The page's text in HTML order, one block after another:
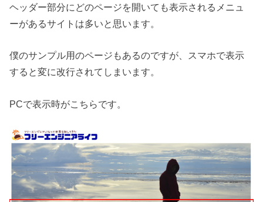
ヘッダー部分にどのページを開いても表示されるメニュ
ーがあるサイトは多いと思います。
僕のサンプル用のページもあるのですが、スマホで表示
すると変に改行されてしまいます。
PCで表示時がこちらです。